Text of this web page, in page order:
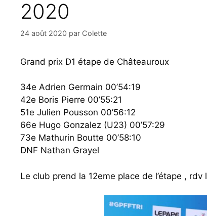
2020
24 août 2020 par Colette
Grand prix D1 étape de Châteauroux
34e Adrien Germain 00’54:19
42e Boris Pierre 00’55:21
51e Julien Pousson 00’56:12
66e Hugo Gonzalez (U23) 00’57:29
73e Mathurin Boutte 00’58:10
DNF Nathan Grayel
Le club prend la 12eme place de l’étape ,